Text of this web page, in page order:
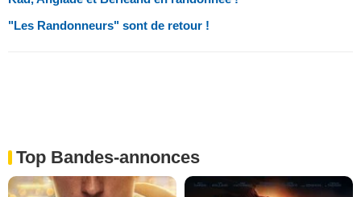
"Les Randonneurs" sont de retour !
Top Bandes-annonces